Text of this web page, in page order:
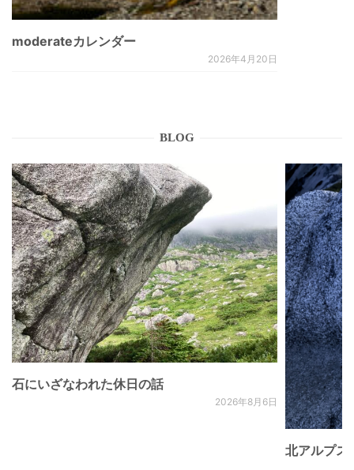
moderateカレンダー
2026年4月20日
BLOG
石にいざなわれた休日の話
2026年8月6日
北アルプ